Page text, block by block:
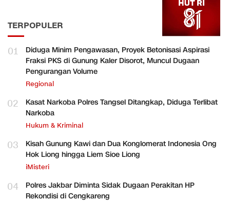
TERPOPULER
01
Diduga Minim Pengawasan, Proyek Betonisasi Aspirasi
Fraksi PKS di Gunung Kaler Disorot, Muncul Dugaan
Pengurangan Volume
Regional
02
Kasat Narkoba Polres Tangsel Ditangkap, Diduga Terlibat
Narkoba
Hukum & Kriminal
03
Kisah Gunung Kawi dan Dua Konglomerat Indonesia Ong
Hok Liong hingga Liem Sioe Liong
iMisteri
04
Polres Jakbar Diminta Sidak Dugaan Perakitan HP
Rekondisi di Cengkareng